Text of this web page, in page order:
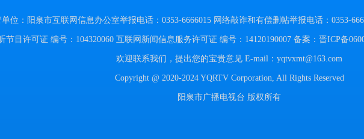
位：阳泉市互联网信息办公室举报电话：0353-6666015 网络敲诈和有偿删帖举报电话：0353-
节目许可证 编号：104320060 互联网新闻信息服务许可证 编号：14120190007 备案：晋ICP备
欢迎联系我们，提出您的宝贵意见 E-mail：yqtvxmt@163.com
Copyright @ 2020-2024 YQRTV Corporation, All Rights Reserved
阳泉市广播电视台 版权所有